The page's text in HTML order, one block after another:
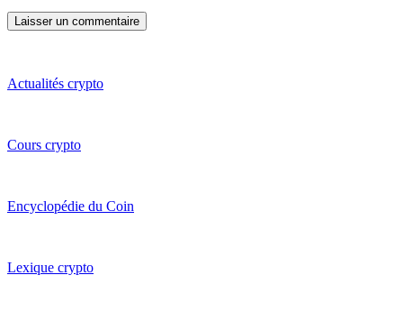
Actualités crypto
Cours crypto
Encyclopédie du Coin
Lexique crypto